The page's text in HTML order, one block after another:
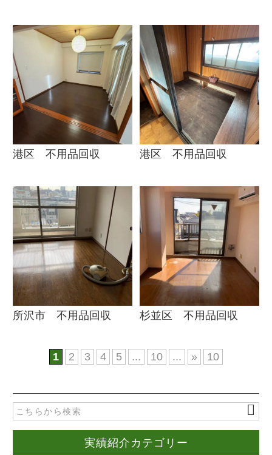
港区 不用品回収 港区 不用品回収
所沢市 不用品回収 杉並区 不用品回収
1 2 3 4 5 ... 10 ... » 10
実績紹介カテゴリー